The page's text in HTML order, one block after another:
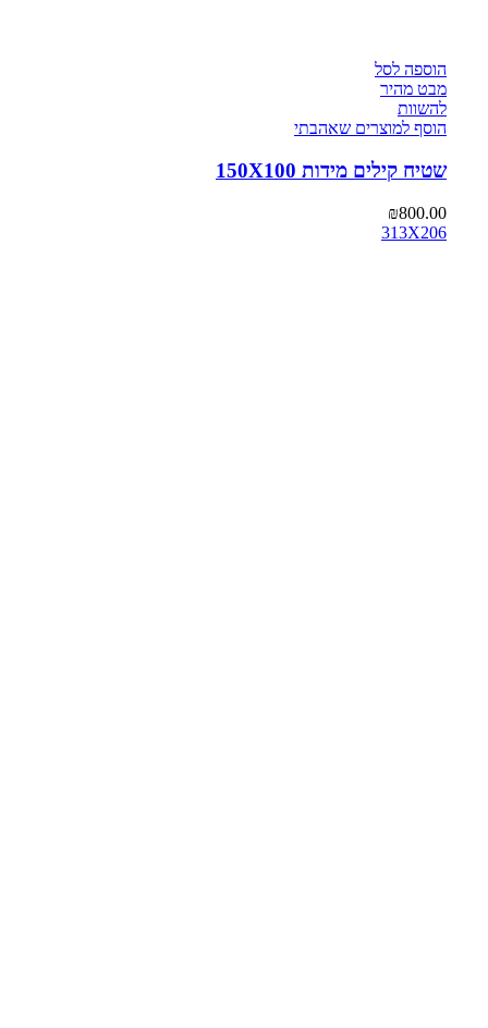
הוספה לסל
מבט מהיר
להשוות
הוסף למוצרים שאהבתי
שטיח קילים מידות 150X100
₪800.00
313X206